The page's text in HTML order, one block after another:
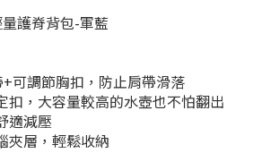
護脊背包-軍藍
+可調節胸扣，防止肩帶滑落
扣，大容量較高的水壺也不怕翻出
適減壓
夾層，輕鬆收納